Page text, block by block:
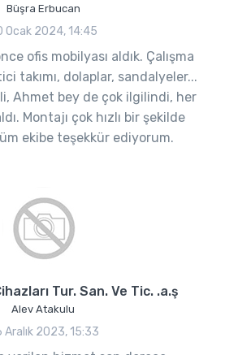
Büşra Erbucan
Ocak 2024, 14:45
ofis mobilyası aldık. Çalışma
takımı, dolaplar, sandalyeler...
Ahmet bey de çok ilgilindi, her
Montajı çok hızlı bir şekilde
ekibe teşekkür ediyorum.
Tur. San. Ve Tic. .a.ş
Alev Atakulu
Aralık 2023, 15:33